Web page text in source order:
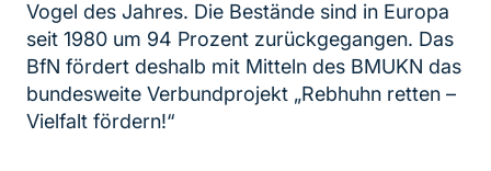
Vogel des Jahres. Die Bestände sind in Europa
seit 1980 um 94 Prozent zurückgegangen. Das
BfN fördert deshalb mit Mitteln des BMUKN das
bundesweite Verbundprojekt „Rebhuhn retten –
Vielfalt fördern!“